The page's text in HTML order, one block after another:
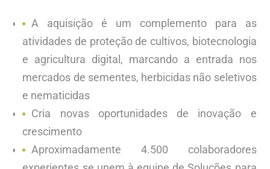
A aquisição é um complemento para as
atividades de proteção de cultivos, biotecnologia
e agricultura digital, marcando a entrada nos
mercados de sementes, herbicidas não seletivos
e nematicidas
Cria novas oportunidades de inovação e
crescimento
Aproximadamente 4.500 colaboradores